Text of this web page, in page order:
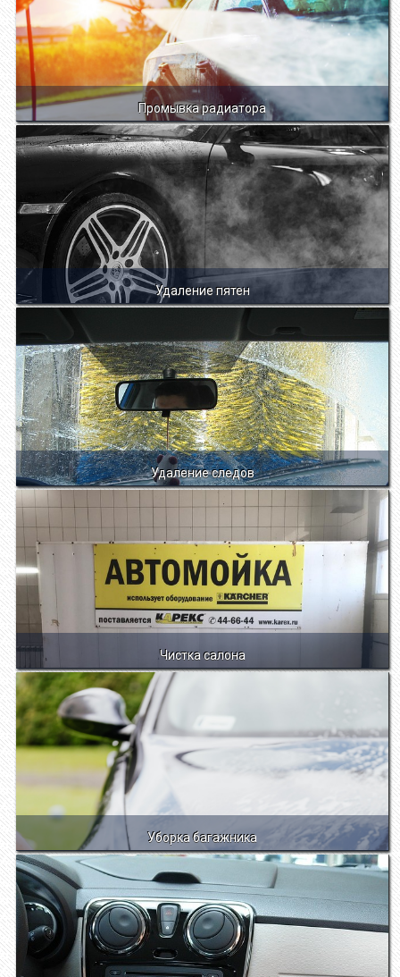
Промывка радиатора
Удаление пятен
Удаление следов
Чистка салона
Уборка багажника